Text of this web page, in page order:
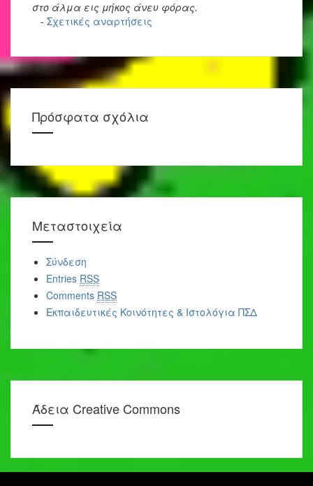
στο άλμα εις μήκος άνευ φόρας.
- Σχετικές αναρτήσεις
Πρόσφατα σχόλια
Μεταστοιχεία
Σύνδεση
Entries RSS
Comments RSS
Εκπαιδευτικές Κοινότητες & Ιστολόγια ΠΣΔ
Άδεια Creative Commons